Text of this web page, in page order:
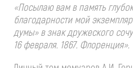
«Посылаю вам в память
благодарности мой
думы» в знак дружеского
16 февраля. 1867. Флоренция».